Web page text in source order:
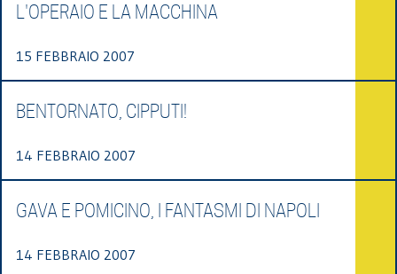
L'OPERAIO E LA MACCHINA
15 FEBBRAIO 2007
BENTORNATO, CIPPUTI!
14 FEBBRAIO 2007
GAVA E POMICINO, I FANTASMI DI NAPOLI
14 FEBBRAIO 2007